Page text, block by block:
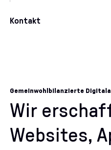
Kontakt
Gemeinwohlbilanzierte
Wir
Websites,